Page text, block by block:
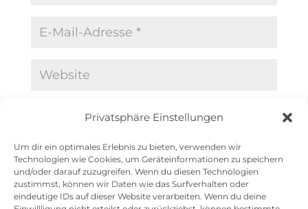
Privatsphäre Einstellungen
Um dir ein optimales Erlebnis zu bieten, verwenden wir
Technologien wie Cookies, um Geräteinformationen zu speichern
und/oder darauf zuzugreifen. Wenn du diesen Technologien
zustimmst, können wir Daten wie das Surfverhalten oder
eindeutige IDs auf dieser Website verarbeiten. Wenn du deine
Name, E-Mail-Adresse und Website in
Kommentar speichern.
A